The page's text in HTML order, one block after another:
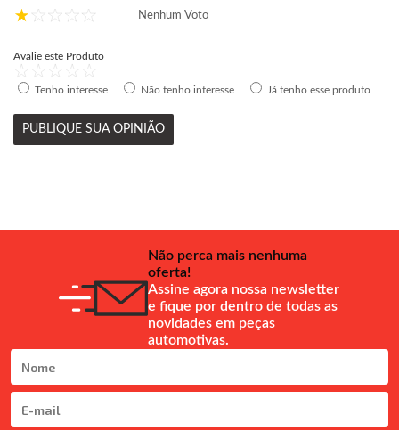
Nenhum Voto
Avalie este Produto
Tenho interesse Não tenho interesse Já tenho esse produto
PUBLIQUE SUA OPINIÃO
Não perca mais nenhuma
oferta!
Assine agora nossa newsletter
e fique por dentro de todas as
novidades em peças
automotivas.